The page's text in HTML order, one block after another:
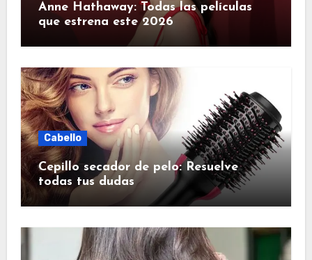
Anne Hathaway: Todas las películas
que estrena este 2026
Cabello
Cepillo secador de pelo: Resuelve
todas tus dudas